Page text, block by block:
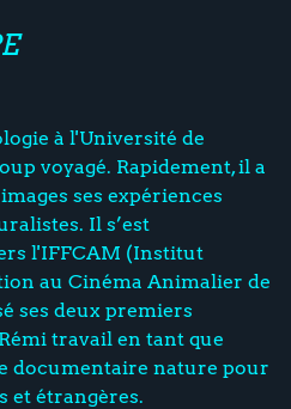
à l'Université de
voyagé. Rapidement, il a
ses expériences
Il s’est
l'IFFCAM (Institut
au Cinéma Animalier de
ses deux premiers
travail en tant que
documentaire nature pour
et étrangères.